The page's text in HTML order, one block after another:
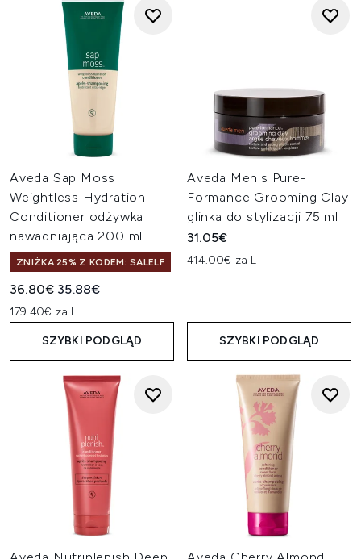
Aveda Sap Moss
Weightless Hydration
Conditioner odżywka
nawadniająca 200 ml
ZNIŻKA 25% Z KODEM: SALELF
Sugerowana cena detaliczna:
36.80€ Aktualna cena:
35.88€
179.40€ za L
SZYBKI PODGLĄD
Aveda Men's Pure-
Formance Grooming Clay
glinka do stylizacji 75 ml
31.05€
414.00€ za L
SZYBKI PODGLĄD